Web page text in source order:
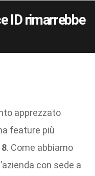
ID rimarrebbe
apprezzato
feature più
. Come abbiamo
con sede a